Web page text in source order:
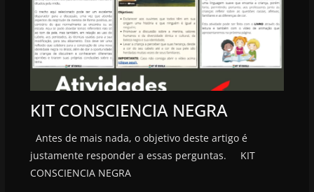
KIT CONSCIENCIA NEGRA
Antes de mais nada, o objetivo deste artigo é
justamente responder a essas perguntas. KIT
CONSCIENCIA NEGRA